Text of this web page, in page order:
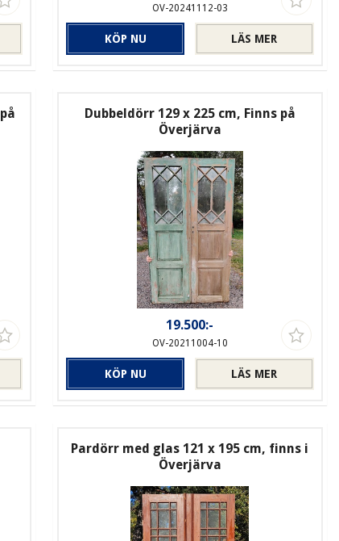
OV-20241112-03
LÄS MER
KÖP NU
Dubbeldörr 129 x 225 cm, Finns på
Överjärva
19.500:-
OV-20211004-10
LÄS MER
KÖP NU
Pardörr med glas 121 x 195 cm, finns i
Överjärva